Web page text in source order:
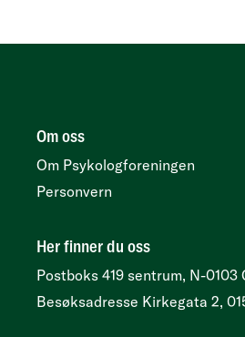
Om oss
Om Psykologforeningen
Personvern
Her finner du oss
Postboks 419 sentrum, N-0103
Besøksadresse Kirkegata 2,